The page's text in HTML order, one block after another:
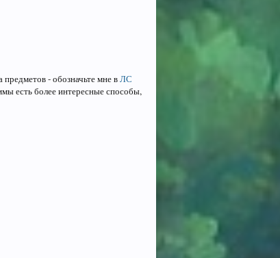
- обозначьте мне вЛС
есть более интересные способы,